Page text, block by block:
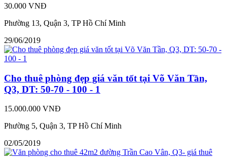
30.000 VNĐ
Phường 13, Quận 3, TP Hồ Chí Minh
29/06/2019
Cho thuê phòng đẹp giá văn tốt tại Võ Văn Tần,
Q3, DT: 50-70 - 100 - 1
15.000.000 VNĐ
Phường 5, Quận 3, TP Hồ Chí Minh
02/05/2019